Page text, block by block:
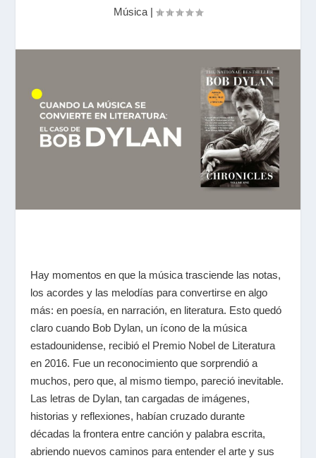
Música |
Hay momentos en que la música trasciende las notas,
los acordes y las melodías para convertirse en algo
más: en poesía, en narración, en literatura. Esto quedó
claro cuando Bob Dylan, un ícono de la música
estadounidense, recibió el Premio Nobel de Literatura
en 2016. Fue un reconocimiento que sorprendió a
muchos, pero que, al mismo tiempo, pareció inevitable.
Las letras de Dylan, tan cargadas de imágenes,
historias y reflexiones, habían cruzado durante
décadas la frontera entre canción y palabra escrita,
abriendo nuevos caminos para entender el arte y sus